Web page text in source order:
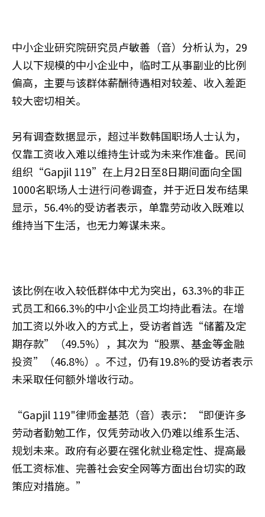
中小企业研究院研究员卢敏善（音）分析认为，29
人以下规模的中小企业中，临时工从事副业的比例
偏高，主要与该群体薪酬待遇相对较差、收入差距
较大密切相关。
另有调查数据显示，超过半数韩国职场人士认为，
仅靠工资收入难以维持生计或为未来作准备。民间
组织“Gapjil 119”在上月2日至8日期间面向全国
1000名职场人士进行问卷调查，并于近日发布结果
显示，56.4%的受访者表示，单靠劳动收入既难以
维持当下生活，也无力筹谋未来。
该比例在收入较低群体中尤为突出，63.3%的非正
式员工和66.3%的中小企业员工均持此看法。在增
加工资以外收入的方式上，受访者首选“储蓄及定
期存款”（49.5%），其次为“股票、基金等金融
投资”（46.8%）。不过，仍有19.8%的受访者表示
未采取任何额外增收行动。
“Gapjil 119"律师金基范（音）表示：“即便许多
劳动者勤勉工作，仅凭劳动收入仍难以维系生活、
规划未来。政府有必要在强化就业稳定性、提高最
低工资标准、完善社会安全网等方面出台切实的政
策应对措施。”